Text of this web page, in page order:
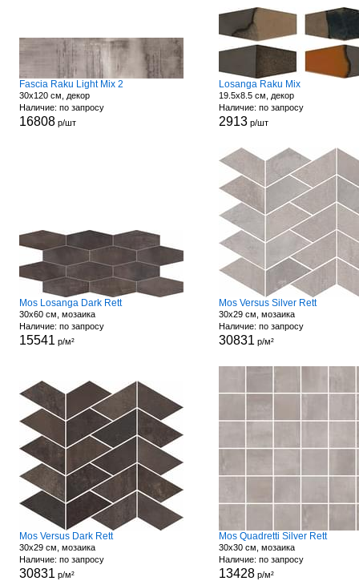
Fascia Raku Light Mix 2
30x120 см, декор
Наличие: по запросу
16808р/шт
Losanga Raku Mix
19.5x8.5 см, декор
Наличие: по запросу
2913 р/шт
Mos Losanga Dark Rett
30x60 см, мозаика
Наличие: по запросу
15541 р/м²
Mos Versus Silver Rett
30x29 см, мозаика
Наличие: по запросу
30831 р/м²
Mos Versus Dark Rett
30x29 см, мозаика
Наличие: по запросу
30831 р/м²
Mos Quadretti Silver Rett
30x30 см, мозаика
Наличие: по запросу
13428р/м²